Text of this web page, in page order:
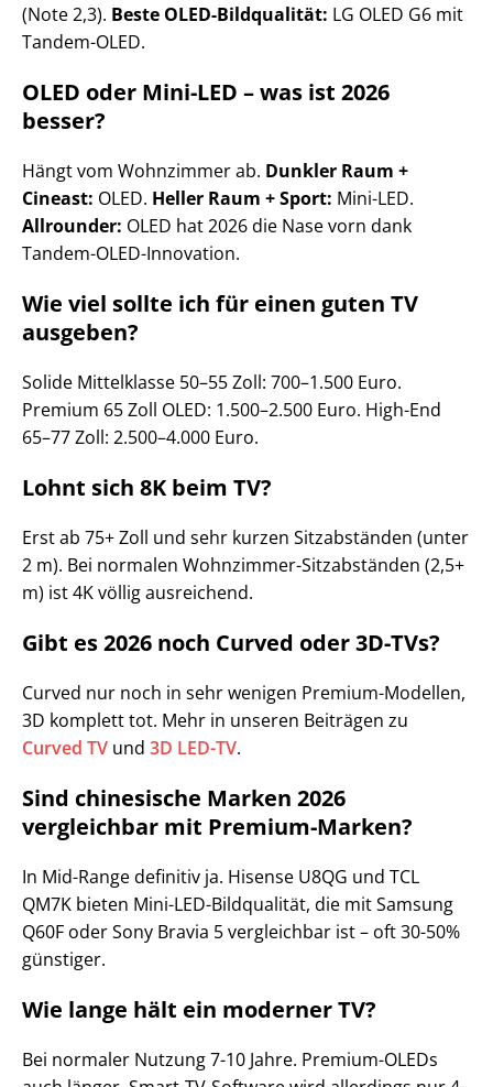
(Note 2,3). Beste OLED-Bildqualität: LG OLED G6 mit
Tandem-OLED.
OLED oder Mini-LED – was ist 2026
besser?
Hängt vom Wohnzimmer ab. Dunkler Raum +
Cineast: OLED. Heller Raum + Sport: Mini-LED.
Allrounder: OLED hat 2026 die Nase vorn dank
Tandem-OLED-Innovation.
Wie viel sollte ich für einen guten TV
ausgeben?
Solide Mittelklasse 50–55 Zoll: 700–1.500 Euro.
Premium 65 Zoll OLED: 1.500–2.500 Euro. High-End
65–77 Zoll: 2.500–4.000 Euro.
Lohnt sich 8K beim TV?
Erst ab 75+ Zoll und sehr kurzen Sitzabständen (unter
2 m). Bei normalen Wohnzimmer-Sitzabständen (2,5+
m) ist 4K völlig ausreichend.
Gibt es 2026 noch Curved oder 3D-TVs?
Curved nur noch in sehr wenigen Premium-Modellen,
3D komplett tot. Mehr in unseren Beiträgen zu
Curved TV und 3D LED-TV.
Sind chinesische Marken 2026
vergleichbar mit Premium-Marken?
In Mid-Range definitiv ja. Hisense U8QG und TCL
QM7K bieten Mini-LED-Bildqualität, die mit Samsung
Q60F oder Sony Bravia 5 vergleichbar ist – oft 30-50%
günstiger.
Wie lange hält ein moderner TV?
Bei normaler Nutzung 7-10 Jahre. Premium-OLEDs